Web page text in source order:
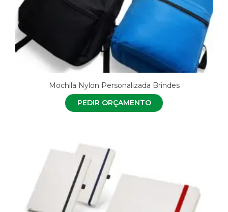
Mochila Nylon Personalizada Brindes
PEDIR ORÇAMENTO